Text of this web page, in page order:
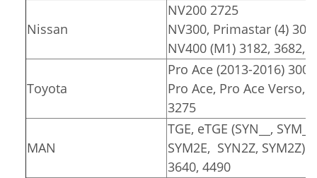
Nissan
NV200 2725
NV300, Primastar (4)
NV400 (M1) 3182, 3682,
Toyota
Pro Ace (2013-2016)
Pro Ace, Pro Ace Verso,
3275
MAN
TGE, eTGE (SYN__,
SYM2E, SYN2Z, SYM2Z)
3640, 4490